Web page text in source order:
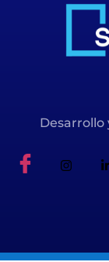
Desarrollo